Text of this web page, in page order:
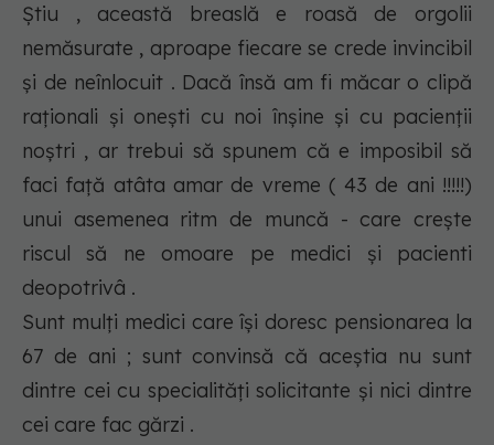
Știu , această breaslă e roasă de orgolii
nemăsurate , aproape fiecare se crede invincibil
și de neînlocuit . Dacă însă am fi măcar o clipă
raționali și onești cu noi înșine și cu pacienții
noștri , ar trebui să spunem că e imposibil să
faci față atâta amar de vreme ( 43 de ani !!!!!)
unui asemenea ritm de muncă - care crește
riscul să ne omoare pe medici și pacienti
deopotrivâ .
Sunt mulți medici care își doresc pensionarea la
67 de ani ; sunt convinsă că aceștia nu sunt
dintre cei cu specialități solicitante și nici dintre
cei care fac gărzi .